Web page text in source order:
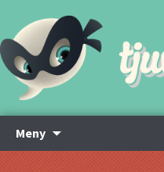
Meny
innehåll